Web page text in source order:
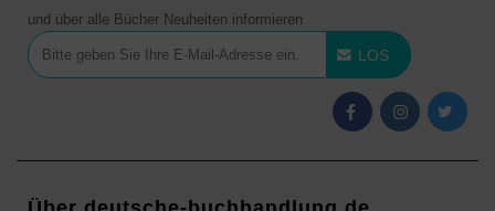
und über alle Bücher Neuheiten informieren
LOS